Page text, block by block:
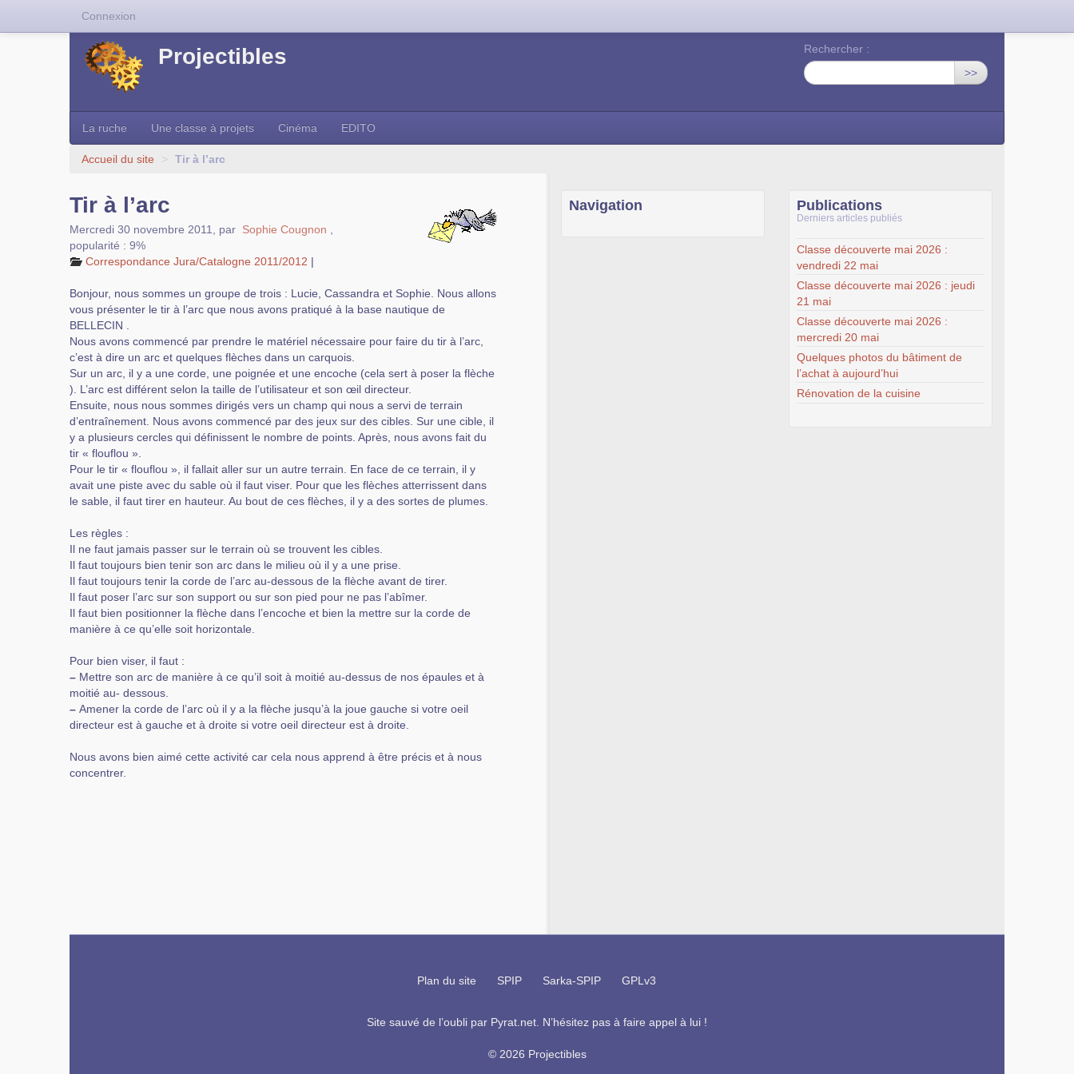
Projectibles
Rechercher :
>>
La ruche Une classe à projets Cinéma EDITO
Accueil du site > Tir à l’arc
Tir à l’arc
Mercredi 30 novembre 2011 par Sophie Cougnon
popularité : 9%
Correspondance Jura/Catalogne 2011/2012 |
Bonjour, nous sommes un groupe de trois : Lucie, Cassandra et Sophie. Nous allons
vous présenter le tir à l’arc que nous avons pratiqué à la base nautique de
BELLECIN .
Nous avons commencé par prendre le matériel nécessaire pour faire du tir à l’arc,
c’est à dire un arc et quelques flèches dans un carquois.
Sur un arc, il y a une corde, une poignée et une encoche (cela sert à poser la flèche
). L’arc est différent selon la taille de l’utilisateur et son œil directeur.
Ensuite, nous nous sommes dirigés vers un champ qui nous a servi de terrain
d’entraînement. Nous avons commencé par des jeux sur des cibles. Sur une cible, il
y a plusieurs cercles qui définissent le nombre de points. Après, nous avons fait du
tir « flouflou ».
Pour le tir « flouflou », il fallait aller sur un autre terrain. En face de ce terrain, il y
avait une piste avec du sable où il faut viser. Pour que les flèches atterrissent dans
le sable, il faut tirer en hauteur. Au bout de ces flèches, il y a des sortes de plumes.
Les règles :
Il ne faut jamais passer sur le terrain où se trouvent les cibles.
Il faut toujours bien tenir son arc dans le milieu où il y a une prise.
Il faut toujours tenir la corde de l’arc au-dessous de la flèche avant de tirer.
Il faut poser l’arc sur son support ou sur son pied pour ne pas l’abîmer.
Il faut bien positionner la flèche dans l’encoche et bien la mettre sur la corde de
manière à ce qu’elle soit horizontale.
Pour bien viser, il faut :
– Mettre son arc de manière à ce qu’il soit à moitié au-dessus de nos épaules et à
moitié au- dessous.
– Amener la corde de l’arc où il y a la flèche jusqu’à la joue gauche si votre oeil
directeur est à gauche et à droite si votre oeil directeur est à droite.
Nous avons bien aimé cette activité car cela nous apprend à être précis et à nous
concentrer.
Navigation Publications
Derniers articles publiés
Classe découverte mai 2026 :
vendredi 22 mai
Classe découverte mai 2026 : jeudi
21 mai
Classe découverte mai 2026 :
mercredi 20 mai
Quelques photos du bâtiment de
l’achat à aujourd’hui
Rénovation de la cuisine
Plan du site SPIP Sarka-SPIP GPLv3
Site sauvé de l’oubli par Pyrat.net . N’hésitez pas à faire appel à lui !
© 2026 Projectibles
Connexion